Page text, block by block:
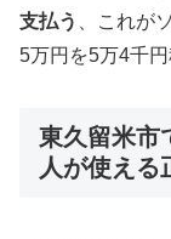
支払う
、これが
5万円を5万4千円
東久留米市
人が使える